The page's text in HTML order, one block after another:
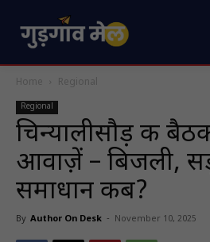
Home Regional
Regional
चिन्यालीसौड़ की
आवाज़ें – बिजली,
समाधान कब?
By Author On Desk - November 10, 2025